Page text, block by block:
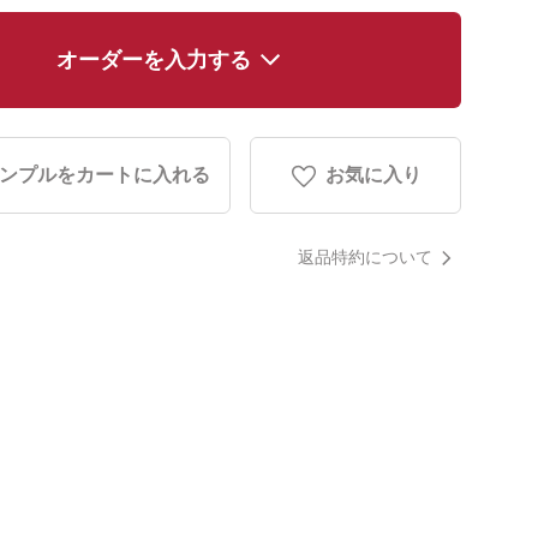
オーダーを入力する
プルをカートに入れる お気に入り
返品特約について